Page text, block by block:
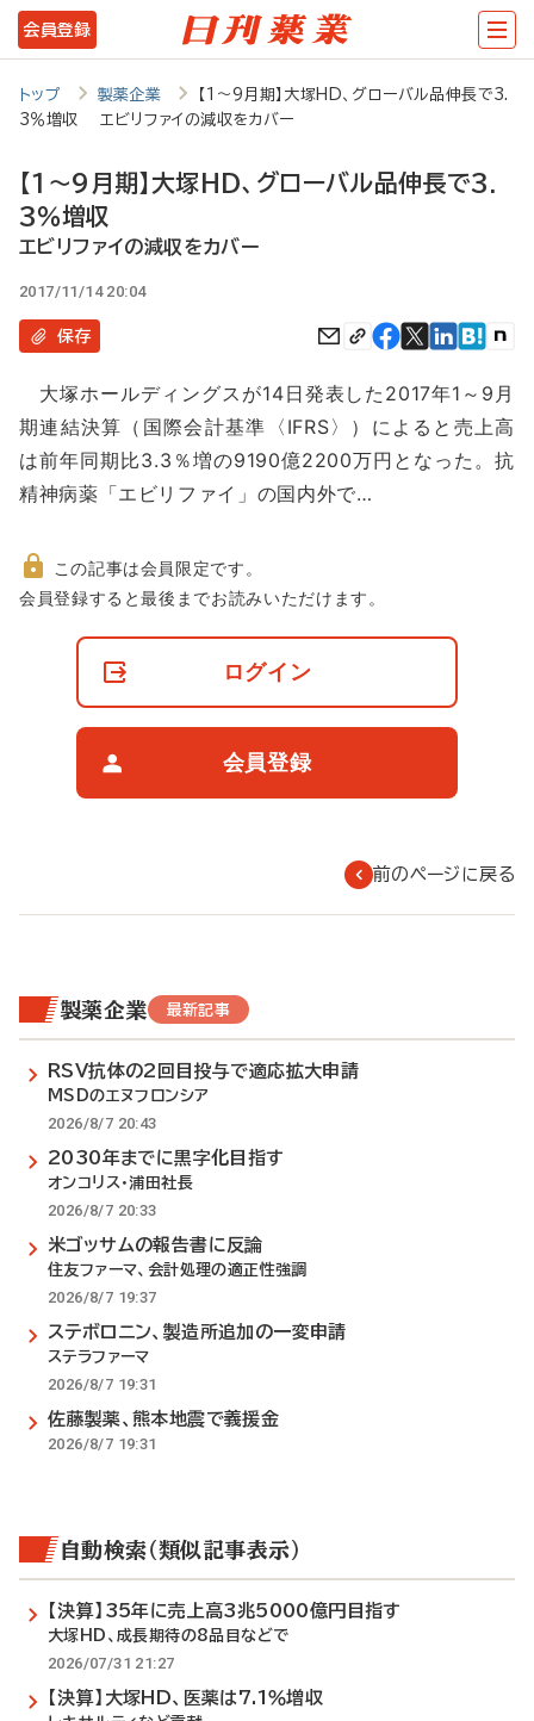
メ
イ
テ
ン
ツ
に
会員登録
トップ 製薬企業
【1～9月期】大塚HD、グローバル品伸長で3.
3％増収 エビリファイの減収をカバー
【1～9月期】大塚HD、グローバル品伸長で3.
3％増収
エビリファイの減収をカバー
2017/11/14 20:04
保存
大塚ホールディングスが14日発表した2017年1～9月
期連結決算（国際会計基準〈IFRS〉）によると売上高
は前年同期比3.3％増の9190億2200万円となった。抗
精神病薬「エビリファイ」の国内外で…
非
この記事は会員限定です。
会員登録すると最後までお読みいただけます。
ログイン
会員登録
前のページに戻る
製薬企業 最新記事
RSV抗体の2回目投与で適応拡大申請
MSDのエヌフロンシア
2026/8/7 20:43
2030年までに黒字化目指す
オンコリス・浦田社長
2026/8/7 20:33
米ゴッサムの報告書に反論
住友ファーマ、会計処理の適正性強調
2026/8/7 19:37
ステボロニン、製造所追加の一変申請
ステラファーマ
2026/8/7 19:31
佐藤製薬、熊本地震で義援金
2026/8/7 19:31
自動検索（類似記事表示）
【決算】35年に売上高3兆5000億円目指す
大塚HD、成長期待の8品目などで
2026/07/31 21:27
【決算】大塚HD、医薬は7.1％増収